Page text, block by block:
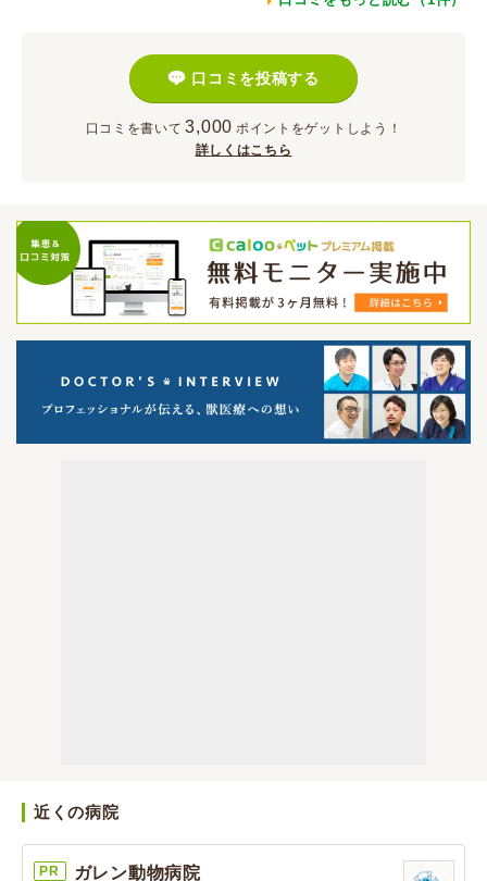
口コミを投稿する
口コミを書いて 3,000 ポイント をゲットしよう！
詳しくはこちら
近くの病院
PR ガレン動物病院